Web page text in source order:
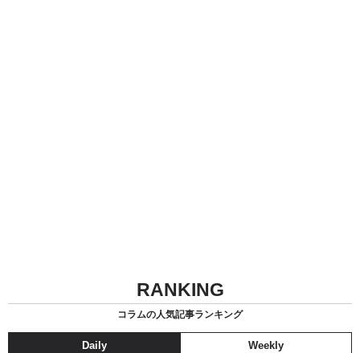
RANKING
コラムの人気記事ランキング
Daily Weekly